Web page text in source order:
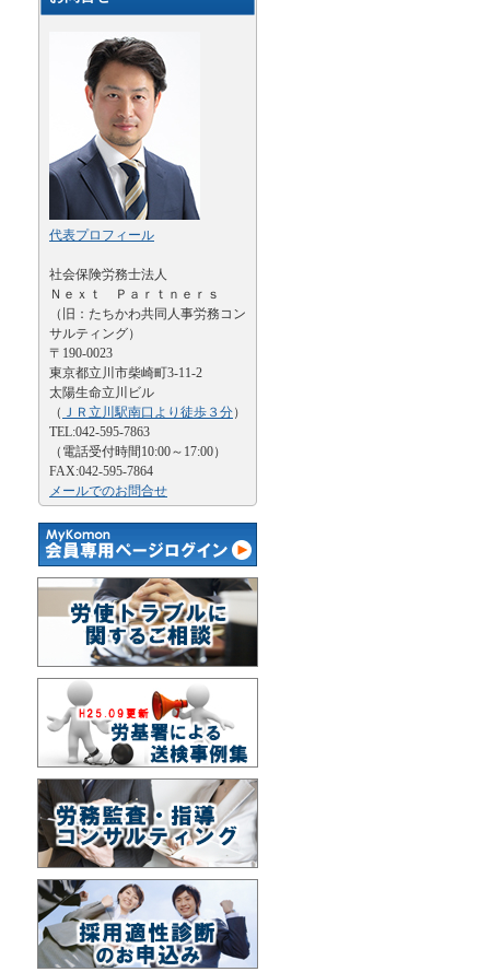
代表プロフィール
社会保険労務士法人
Ｎｅｘｔ Ｐａｒｔｎｅｒｓ
（旧：たちかわ共同人事労務コン
サルティング）
〒190-0023
東京都立川市柴崎町3-11-2
太陽生命立川ビル
（ ＪＲ立川駅南口より徒歩３分）
TEL:042-595-7863
（電話受付時間10:00～17:00）
FAX:042-595-7864
メールでのお問合せ